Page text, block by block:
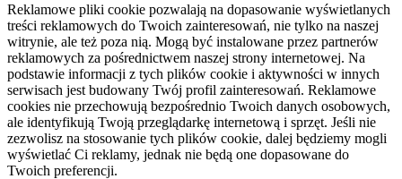
Reklamowe pliki cookie pozwalają na dopasowanie wyświetlanych
treści reklamowych do Twoich zainteresowań, nie tylko na naszej
witrynie, ale też poza nią. Mogą być instalowane przez partnerów
reklamowych za pośrednictwem naszej strony internetowej. Na
podstawie informacji z tych plików cookie i aktywności w innych
serwisach jest budowany Twój profil zainteresowań. Reklamowe
cookies nie przechowują bezpośrednio Twoich danych osobowych,
ale identyfikują Twoją przeglądarkę internetową i sprzęt. Jeśli nie
zezwolisz na stosowanie tych plików cookie, dalej będziemy mogli
wyświetlać Ci reklamy, jednak nie będą one dopasowane do
Twoich preferencji.